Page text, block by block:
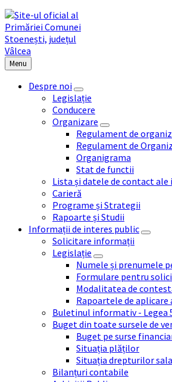
Menu
Despre noi
Legislație
Conducere
Organizare
Regulament de
Regulament de
Organigrama
Stat de functii
Lista și datele de contact
Carieră
Programe și Strategii
Rapoarte și Studii
Informații de interes public
Solicitare informații
Legislație
Numele și prenumele
Formulare pentru
Modalitatea de
Rapoartele de aplicare
Buletinul informativ - Legea
Buget din toate sursele de
Buget pe surse
Situația plăților
Situația drepturilor
Bilanțuri contabile